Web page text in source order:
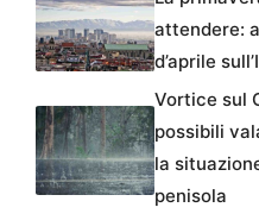
attendere:
d’aprile
Vortice sul
possibili
la
penisola